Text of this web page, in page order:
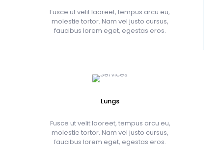
Fusce ut velit laoreet, tempus arcu eu,
molestie tortor. Nam vel justo cursus,
faucibus lorem eget, egestas eros.
Lungs
Fusce ut velit laoreet, tempus arcu eu,
molestie tortor. Nam vel justo cursus,
faucibus lorem eget, egestas eros.